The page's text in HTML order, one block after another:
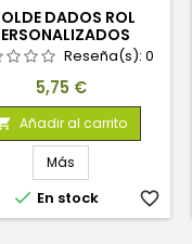
DADOS ROL
Reseña(s): 0
Precio
5,75 €
Añadir al carrito
Más
 En stock favorite_border